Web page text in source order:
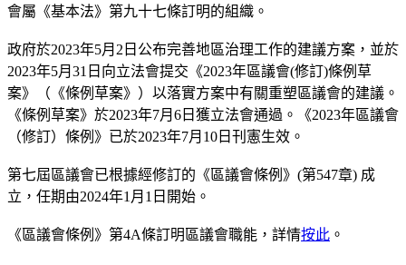
會屬《基本法》第九十七條訂明的組織。
政府於2023年5月2日公布完善地區治理工作的建議方案，並於
2023年5月31日向立法會提交《2023年區議會(修訂)條例草
案》（《條例草案》）以落實方案中有關重塑區議會的建議。
《條例草案》於2023年7月6日獲立法會通過。《2023年區議會
（修訂）條例》已於2023年7月10日刊憲生效。
第七屆區議會已根據經修訂的《區議會條例》(第547章) 成
立，任期由2024年1月1日開始。
《區議會條例》第4A條訂明區議會職能，詳情按此 。